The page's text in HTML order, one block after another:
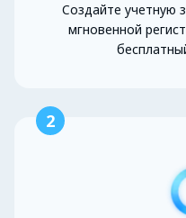
Создайте учетную
мгновенной
2